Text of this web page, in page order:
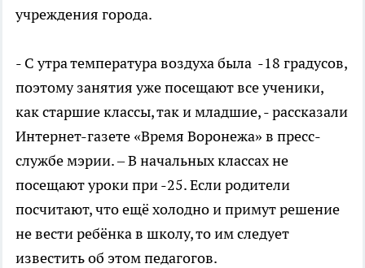
учреждения города.
- С утра температура воздуха была -18 градусов,
поэтому занятия уже посещают все ученики,
как старшие классы, так и младшие, - рассказали
Интернет-газете «Время Воронежа» в пресс-
службе мэрии. – В начальных классах не
посещают уроки при -25. Если родители
посчитают, что ещё холодно и примут решение
не вести ребёнка в школу, то им следует
известить об этом педагогов.